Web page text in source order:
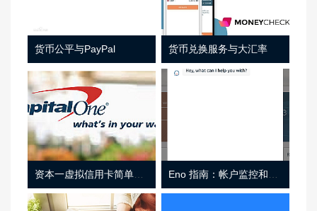
货币公平与PayPal 货币兑换服务与大汇率
资本一虚拟信用卡简单介绍